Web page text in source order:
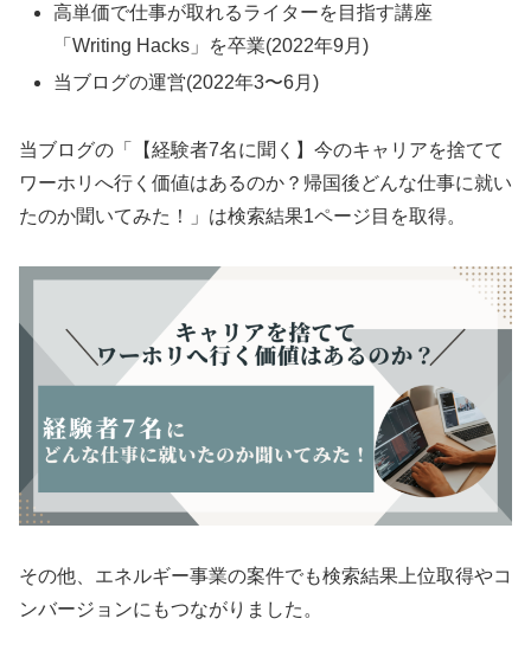
高単価で仕事が取れるライターを目指す講座
「Writing Hacks」を卒業(2022年9月)
当ブログの運営(2022年3〜6月)
当ブログの「【経験者7名に聞く】今のキャリアを捨てて
ワーホリへ行く価値はあるのか？帰国後どんな仕事に就い
たのか聞いてみた！」は検索結果1ページ目を取得。
その他、エネルギー事業の案件でも検索結果上位取得やコ
ンバージョンにもつながりました。